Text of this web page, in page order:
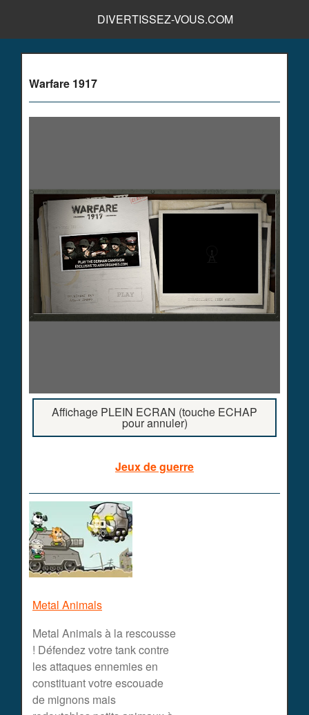
DIVERTISSEZ-VOUS.COM
Warfare 1917
Affichage PLEIN ECRAN (touche ECHAP
pour annuler)
Jeux de guerre
Metal Animals
Metal Animals à la rescousse
! Défendez votre tank contre
les attaques ennemies en
constituant votre escouade
de mignons mais